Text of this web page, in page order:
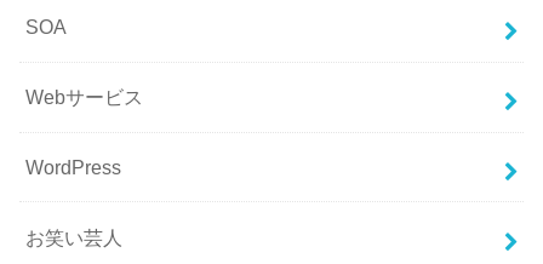
SOA
Webサービス
WordPress
お笑い芸人